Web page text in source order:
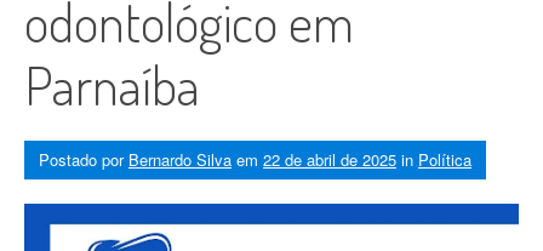
odontológico em
Parnaíba
Postado por Bernardo Silva em 22 de abril de 2025 in Política